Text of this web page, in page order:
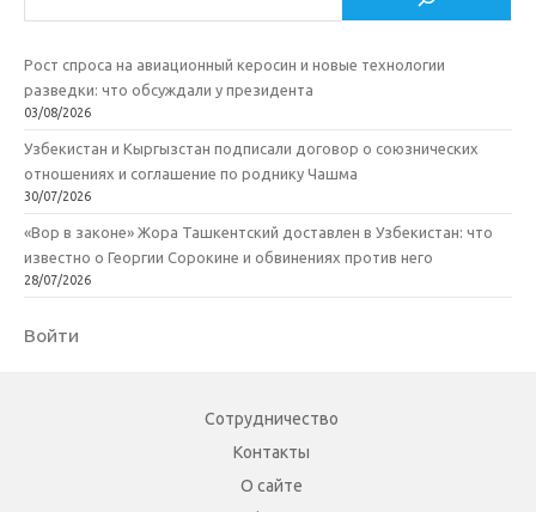
Рост спроса на авиационный керосин и новые технологии
разведки: что обсуждали у президента
03/08/2026
Узбекистан и Кыргызстан подписали договор о союзнических
отношениях и соглашение по роднику Чашма
30/07/2026
«Вор в законе» Жора Ташкентский доставлен в Узбекистан: что
известно о Георгии Сорокине и обвинениях против него
28/07/2026
Войти
Сотрудничество
Контакты
О сайте